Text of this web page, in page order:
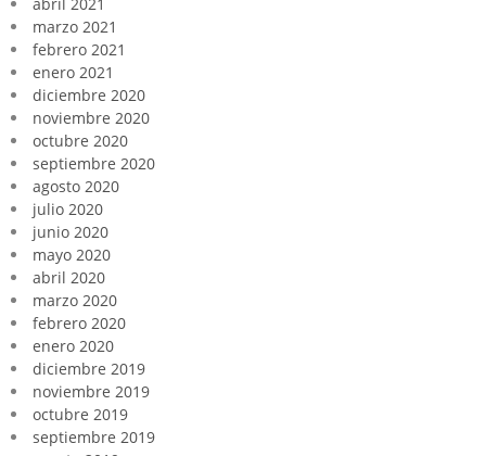
abril 2021
marzo 2021
febrero 2021
enero 2021
diciembre 2020
noviembre 2020
octubre 2020
septiembre 2020
agosto 2020
julio 2020
junio 2020
mayo 2020
abril 2020
marzo 2020
febrero 2020
enero 2020
diciembre 2019
noviembre 2019
octubre 2019
septiembre 2019